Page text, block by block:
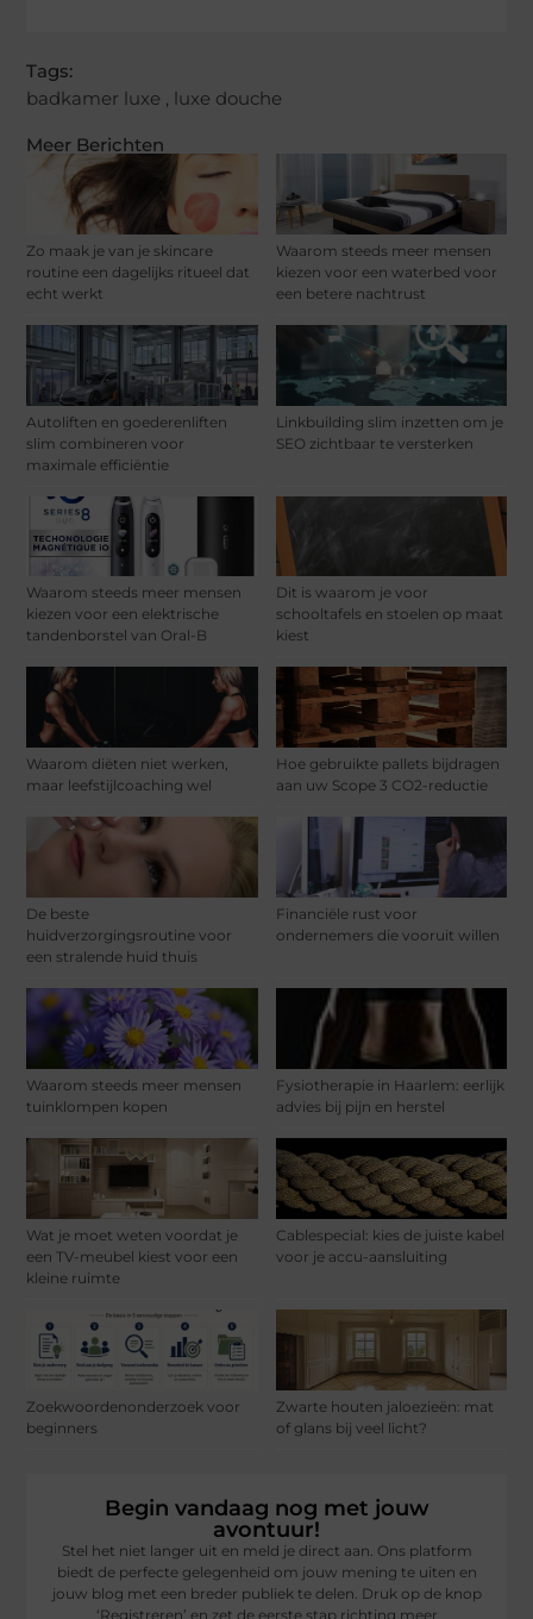
Meer Berichten
Zo maak je van je skincare
routine een dagelijks ritueel dat
echt werkt
Waarom steeds meer mensen
kiezen voor een waterbed voor
een betere nachtrust
Autoliften en goederenliften
slim combineren voor
maximale efficiëntie
Linkbuilding slim inzetten om je
SEO zichtbaar te versterken
Waarom steeds meer mensen
kiezen voor een elektrische
tandenborstel van Oral-B
Dit is waarom je voor
schooltafels en stoelen op maat
kiest
Waarom diëten niet werken,
maar leefstijlcoaching wel
Hoe gebruikte pallets bijdragen
aan uw Scope 3 CO2-reductie
De beste
huidverzorgingsroutine voor
een stralende huid thuis
Financiële rust voor
ondernemers die vooruit willen
Waarom steeds meer mensen
tuinklompen kopen
Fysiotherapie in Haarlem: eerlijk
advies bij pijn en herstel
Wat je moet weten voordat je
een TV-meubel kiest voor een
kleine ruimte
Cablespecial: kies de juiste kabel
voor je accu-aansluiting
Zoekwoordenonderzoek voor
beginners
Zwarte houten jaloezieën: mat
of glans bij veel licht?
Begin vandaag nog met jouw
avontuur!
Stel het niet langer uit en meld je direct aan. Ons platform
biedt de perfecte gelegenheid om jouw mening te uiten en
jouw blog met een breder publiek te delen. Druk op de knop
‘Registreren’ en zet de eerste stap richting meer
Tags:
badkamer luxe , luxe douche